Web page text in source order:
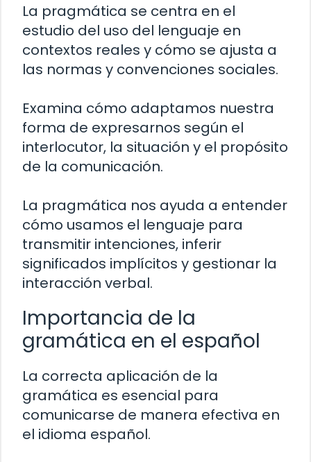
La pragmática se centra en el
estudio del uso del lenguaje en
contextos reales y cómo se ajusta a
las normas y convenciones sociales.
Examina cómo adaptamos nuestra
forma de expresarnos según el
interlocutor, la situación y el propósito
de la comunicación.
La pragmática nos ayuda a entender
cómo usamos el lenguaje para
transmitir intenciones, inferir
significados implícitos y gestionar la
interacción verbal.
Importancia de la
gramática en el español
La correcta aplicación de la
gramática es esencial para
comunicarse de manera efectiva en
el idioma español.